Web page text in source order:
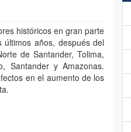
históricos en gran parte
años, después del
de Santander, Tolima,
Santander y Amazonas.
en el aumento de los